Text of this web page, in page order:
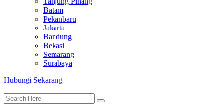
Batam
Pekanbaru
Jakarta
Bandung
Bekasi
Semarang
Surabaya
Hubungi Sekarang